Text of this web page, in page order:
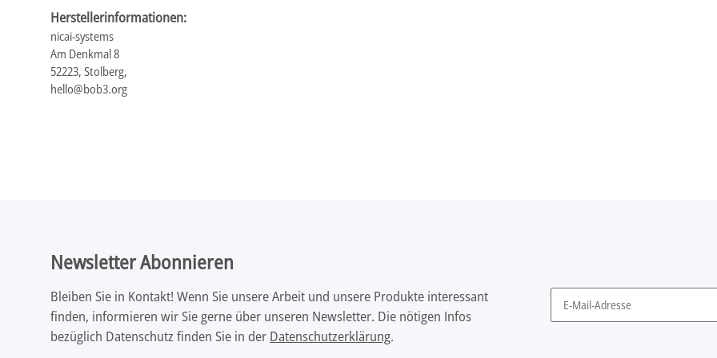
Herstellerinformationen:
nicai-systems
Am Denkmal 8
52223, Stolberg,
hello@bob3.org
Newsletter Abonnieren
Bleiben Sie in Kontakt! Wenn Sie unsere Arbeit und unsere Produkte interessant
finden, informieren wir Sie gerne über unseren Newsletter. Die nötigen Infos
bezüglich Datenschutz finden Sie in der Datenschutzerklärung.